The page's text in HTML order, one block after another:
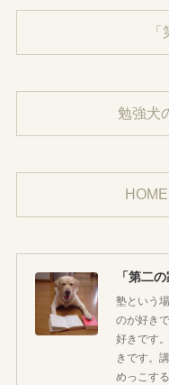
勉強犬
塾という
のが好き
好きです
きです。
めっこす